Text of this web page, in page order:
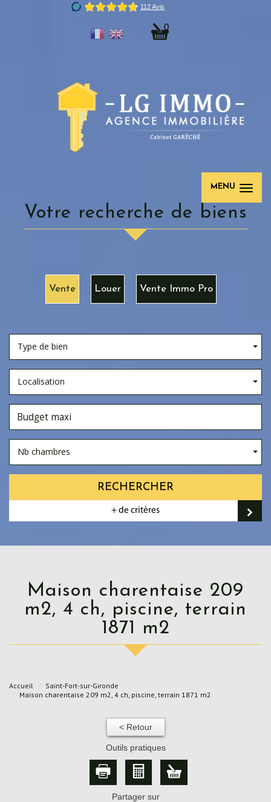
0
MENU
votre recherche de biens
Vente Louer Vente Immo Pro
Type de bien
Localisation
Nb chambres
RECHERCHER
+ de critères
Maison charentaise 209
m2, 4 ch, piscine, terrain
1871 m2
Accueil
Saint-Fort-sur-Gironde
Maison charentaise 209 m2, 4 ch, piscine, terrain 1871 m2
< Retour
Outils pratiques
Partager sur